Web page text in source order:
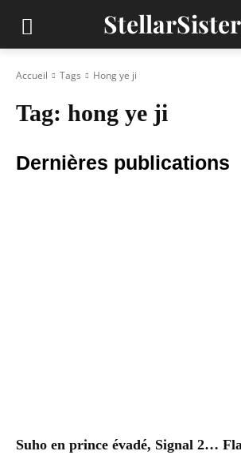
Accueil Tags Hong ye ji
Tag: hong ye ji
Dernières publications
Suho en prince évadé, Signal 2…